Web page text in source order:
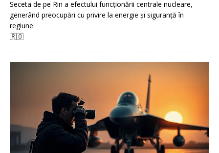
Seceta de pe Rin a efectului funcționării centrale nucleare,
generând preocupări cu privire la energie și siguranță în
regiune.
🇷🇴